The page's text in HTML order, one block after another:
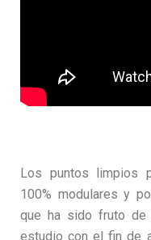
Los puntos limpios
100% modulares y
que ha sido fruto de
estudio con el fin de